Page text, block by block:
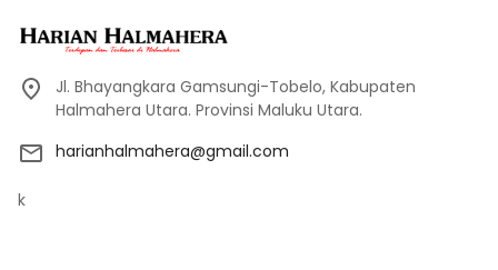
Jl. Bhayangkara Gamsungi-Tobelo, Kabupaten
Halmahera Utara. Provinsi Maluku Utara.
harianhalmahera@gmail.com
k